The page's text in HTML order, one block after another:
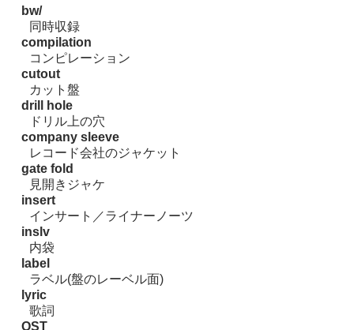
bw/
同時収録
compilation
コンピレーション
cutout
カット盤
drill hole
ドリル上の穴
company sleeve
レコード会社のジャケット
gate fold
見開きジャケ
insert
インサート／ライナーノーツ
inslv
内袋
label
ラベル(盤のレーベル面)
lyric
歌詞
OST